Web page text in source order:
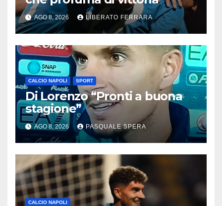
AGO 8, 2026 LIBERATO FERRARA
CALCIO NAPOLI SPORT
Di Lorenzo “Pronti a buona
stagione”
AGO 8, 2026 PASQUALE SPERA
CALCIO NAPOLI